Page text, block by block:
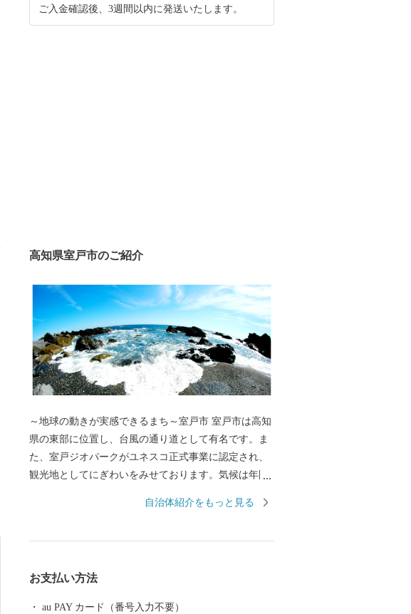
ご入金確認後、3週間以内に発送いたします。
高知県室戸市のご紹介
～地球の動きが実感できるまち～室戸市 室戸市は高知
県の東部に位置し、台風の通り道として有名です。ま
た、室戸ジオパークがユネスコ正式事業に認定され、
観光地としてにぎわいをみせております。気候は年間
す。年平均気温は16℃台、年間降水量は、2000mm以上
恵まれています
自治体紹介をもっと見る
お支払い方法
au PAY カード（番号入力不要）